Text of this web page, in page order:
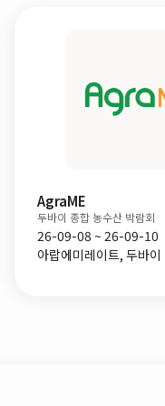
AgroFarm
두바이 종합 축산 박람회
26-09-08 ~ 26-09-10
아랍에미레이트, 아부다비